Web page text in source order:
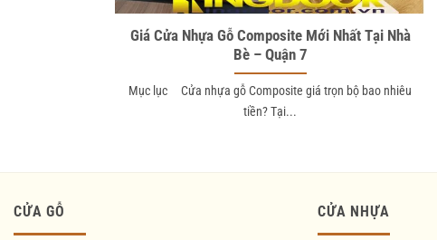
Giá Cửa Nhựa Gỗ Composite Mới Nhất Tại Nhà
Bè – Quận 7
Mục lục Cửa nhựa gỗ Composite giá trọn bộ bao nhiêu
tiền? Tại...
CỬA GỖ CỬA NHỰA